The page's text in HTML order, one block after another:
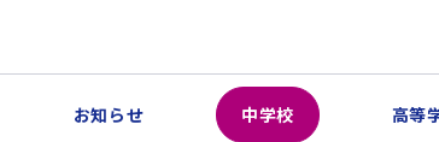
お知らせ 中学校 高等